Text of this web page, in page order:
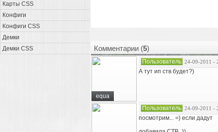
Карты CSS
Конфиги
Конфиги CSS
Демки
Демки CSS
Комментарии (5)
equa
Пользователь 24-09-2011 -
А тут ип ств будет?)
Пользователь 24-09-2011 -
посмотрим... =) если дадут